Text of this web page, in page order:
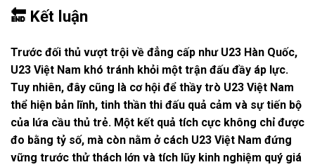
🔚 Kết luận
Trước đối thủ vượt trội về đẳng cấp như U23 Hàn Quốc,
U23 Việt Nam khó tránh khỏi một trận đấu đầy áp lực.
Tuy nhiên, đây cũng là cơ hội để thầy trò U23 Việt Nam
thể hiện bản lĩnh, tinh thần thi đấu quả cảm và sự tiến bộ
của lứa cầu thủ trẻ. Một kết quả tích cực không chỉ được
đo bằng tỷ số, mà còn nằm ở cách U23 Việt Nam đứng
vững trước thử thách lớn và tích lũy kinh nghiệm quý giá